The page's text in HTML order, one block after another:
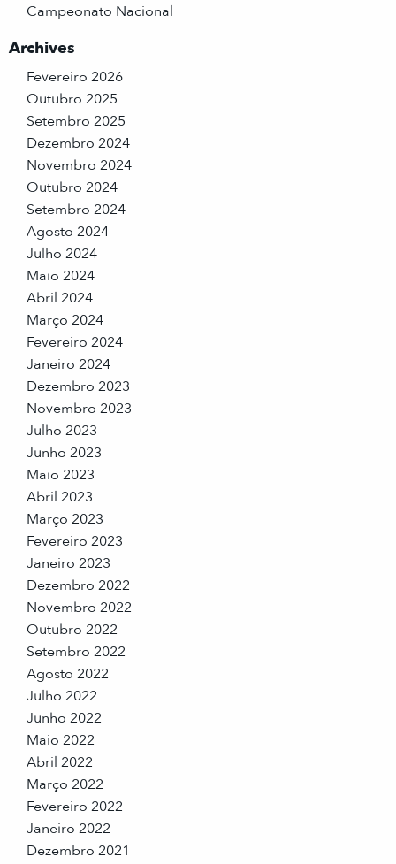
Campeonato Nacional
Archives
Fevereiro 2026
Outubro 2025
Setembro 2025
Dezembro 2024
Novembro 2024
Outubro 2024
Setembro 2024
Agosto 2024
Julho 2024
Maio 2024
Abril 2024
Março 2024
Fevereiro 2024
Janeiro 2024
Dezembro 2023
Novembro 2023
Julho 2023
Junho 2023
Maio 2023
Abril 2023
Março 2023
Fevereiro 2023
Janeiro 2023
Dezembro 2022
Novembro 2022
Outubro 2022
Setembro 2022
Agosto 2022
Julho 2022
Junho 2022
Maio 2022
Abril 2022
Março 2022
Fevereiro 2022
Janeiro 2022
Dezembro 2021